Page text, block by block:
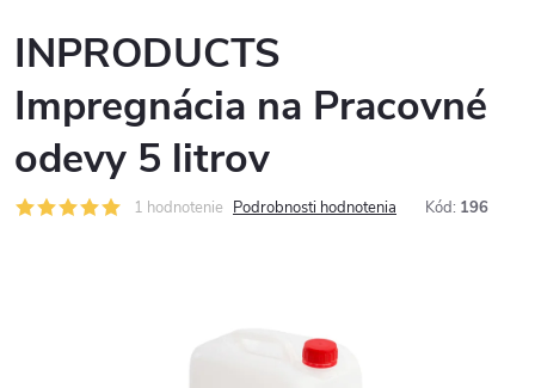
INPRODUCTS
Impregnácia na Pracovné
odevy 5 litrov
1 hodnotenie Podrobnosti hodnotenia Kód: 196